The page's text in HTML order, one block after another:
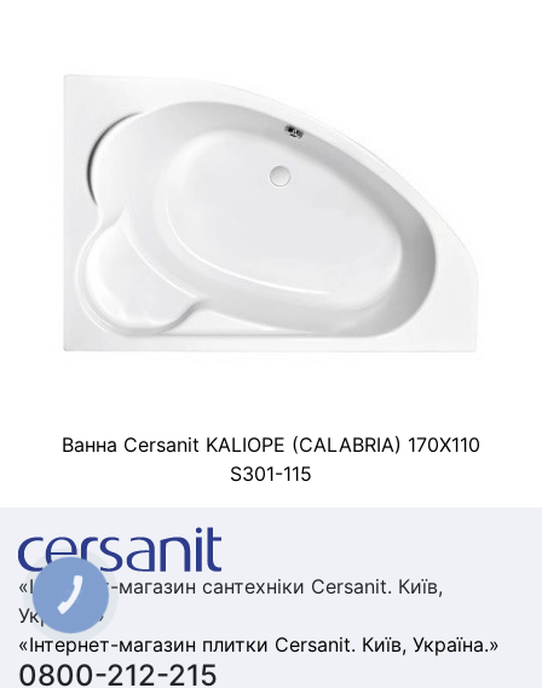
Ванна Cersanit KALIOPE (CALABRIA) 170X110
S301-115
«Інтернет-магазин сантехніки Cersanit. Київ,
Україна.»
«Інтернет-магазин плитки Cersanit. Київ, Україна.»
0800-212-215
КНОПКА
ЗВ'ЯЗКУ